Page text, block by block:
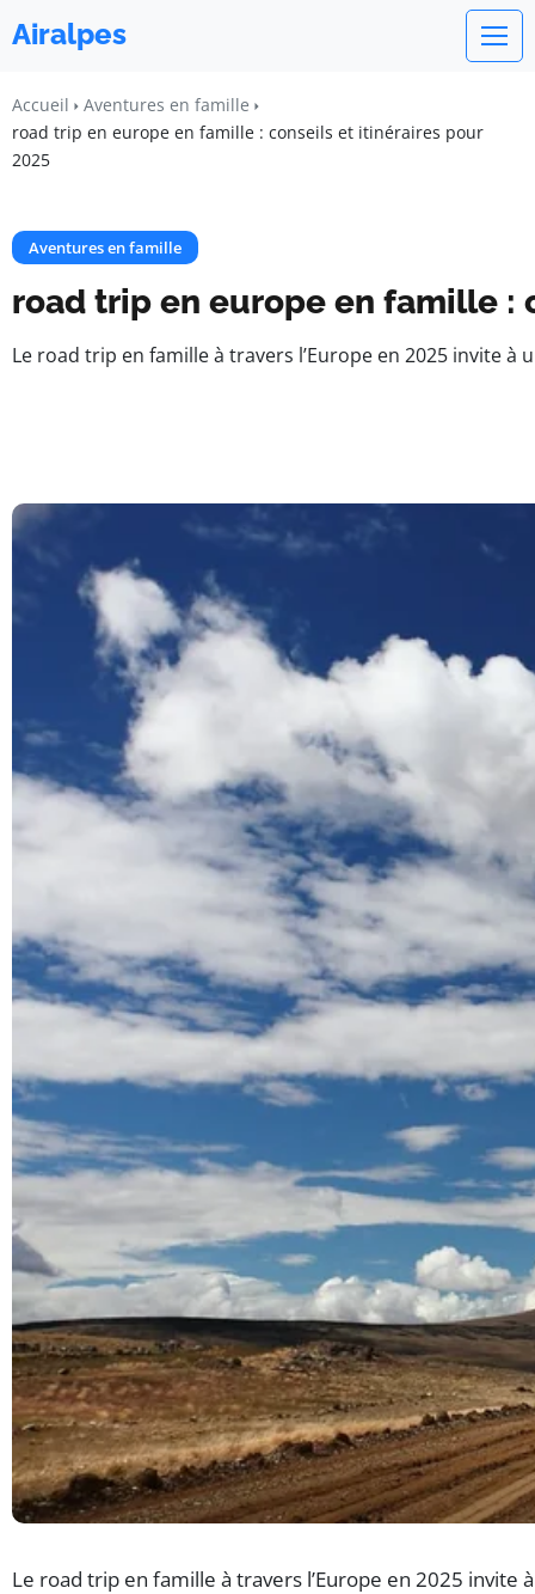
Airalpes
Accueil
Aventures en famille
road trip en europe en famille : conseils et itinéraires pour
2025
Aventures en famille
road trip en europe en famille :
Le road trip en famille à travers l’Europe en 2025 invite
Le road trip en famille à travers l’Europe en 2025